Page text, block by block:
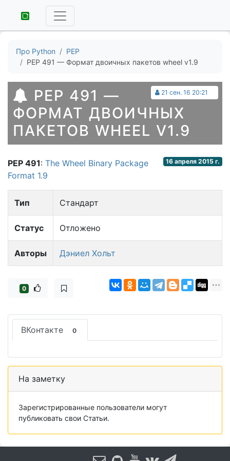
Про Python
PEP
PEP 491 — Формат двоичных пакетов wheel v1.9
21 сен. 16 20:21
PEP 491 —
ФОРМАТ ДВОИЧНЫХ
ПАКЕТОВ WHEEL V1.9
16 апреля 2015 г.
PEP 491: The Wheel Binary Package
Format 1.9
Тип Стандарт
Статус Отложено
Авторы Дэниел Хольт
0
ВКонтакте 0
На заметку
Зарегистрированные пользователи могут
публиковать свои Статьи.